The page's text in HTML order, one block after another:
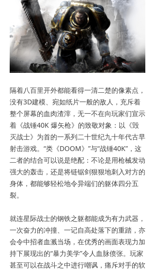
隔着八百里开外都能看得一清二楚的像素点，
没有3D建模、宛如纸片一般的敌人，充斥着
整个屏幕的血肉渣滓，无一不在向玩家们宣示
着《战锤40K 爆矢枪》的致敬对象：以《毁
灭战士》为首的一系列二十世纪九十年代古早
射击游戏。“类《DOOM》”与“战锤40K”，这
二者的结合可以说是绝配：不论是用枪械发动
强大的轰击，还是将链锯剑狠狠地刺入对方的
身体，都能够轻松地令异端们的躯体四分五
裂。
就连星际战士的钢铁之躯都能成为有力武器，
一次奋力的冲撞、一记自高处落下的重踏，亦
会令中招者血溅当场，在优秀的画面表现力加
持下展现出的“暴力美学”令人血脉偾张。玩家
甚至可以在战斗之中进行嘲讽，痛斥对手的软